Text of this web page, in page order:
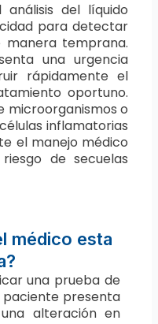
del líquido
para detectar
manera temprana.
una urgencia
rápidamente el
oportuno.
microorganismos o
inflamatorias
el manejo médico
de secuelas
médico esta
una prueba de
paciente presenta
alteración en